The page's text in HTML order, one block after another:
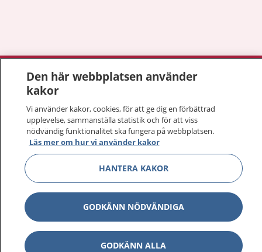
1177 på flera språk
Kontakt
Behandling av personuppgifter
Hantering av kakor
Inställningar för kakor
Den här webbplatsen använder
kakor
Vi använder kakor, cookies, för att ge dig en förbättrad
upplevelse, sammanställa statistik och för att viss
nödvändig funktionalitet ska fungera på webbplatsen.
Läs mer om hur vi använder kakor
HANTERA KAKOR
GODKÄNN NÖDVÄNDIGA
GODKÄNN ALLA